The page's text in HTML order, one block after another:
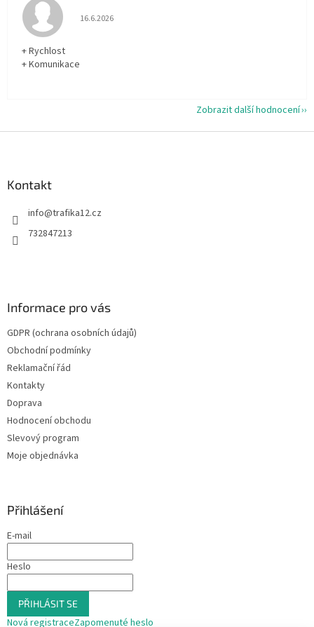
Hodnocení obchodu je 5 z 5 hvězdiček.
16.6.2026
+ Rychlost
+ Komunikace
Zobrazit další hodnocení
Kontakt
info@trafika12.cz
732847213
Informace pro vás
GDPR (ochrana osobních údajů)
Obchodní podmínky
Reklamační řád
Kontakty
Doprava
Hodnocení obchodu
Slevový program
Moje objednávka
Přihlášení
E-mail
Heslo
PŘIHLÁSIT SE
Nová registraceZapomenuté heslo